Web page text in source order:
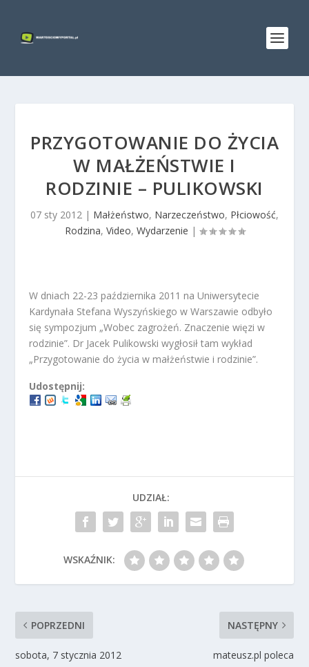
PRZYGOTOWANIE DO ŻYCIA
W MAŁŻEŃSTWIE I
RODZINIE – PULIKOWSKI
07 sty 2012 | Małżeństwo, Narzeczeństwo, Płciowość,
Rodzina, Video, Wydarzenie |
W dniach 22-23 października 2011 na Uniwersytecie
Kardynała Stefana Wyszyńskiego w Warszawie odbyło
się sympozjum „Wobec zagrożeń. Znaczenie więzi w
rodzinie”. Dr Jacek Pulikowski wygłosił tam wykład
„Przygotowanie do życia w małżeństwie i rodzinie”.
Udostępnij:
UDZIAŁ:
WSKAŹNIK:
POPRZEDNI
sobota, 7 stycznia 2012
NASTĘPNY
mateusz.pl poleca